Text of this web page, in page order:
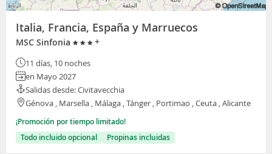
Italia, Francia, España y Marruecos
MSC Sinfonia +
11 días, 10 noches
en Mayo 2027
Salidas desde: Civitavecchia
Génova , Marsella , Málaga , Tánger , Portimao , Ceuta , Alicante
¡Promoción por tiempo limitado!
Todo incluido opcional
Propinas incluidas